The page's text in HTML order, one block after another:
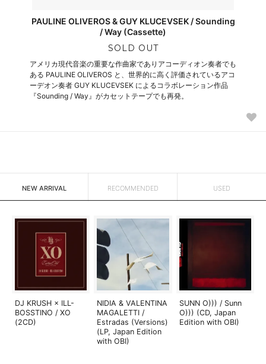
PAULINE OLIVEROS & GUY KLUCEVSEK / Sounding
/ Way (Cassette)
SOLD OUT
アメリカ現代音楽の重要な作曲家でありアコーディオン奏者でも
ある PAULINE OLIVEROS と、世界的に高く評価されているアコ
ーデオン奏者 GUY KLUCEVSEK によるコラボレーション作品
『Sounding / Way』がカセットテープでも再発。
NEW ARRIVAL RECOMMENDED USED
DJ KRUSH × ILL-
BOSSTINO / XO
(2CD)
NIDIA & VALENTINA
MAGALETTI /
Estradas (Versions)
(LP, Japan Edition
with OBI)
SUNN O))) / Sunn
O))) (CD, Japan
Edition with OBI)